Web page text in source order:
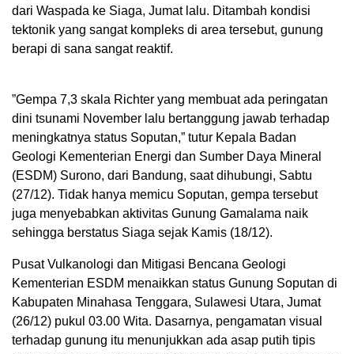
dari Waspada ke Siaga, Jumat lalu. Ditambah kondisi
tektonik yang sangat kompleks di area tersebut, gunung
berapi di sana sangat reaktif.
”Gempa 7,3 skala Richter yang membuat ada peringatan
dini tsunami November lalu bertanggung jawab terhadap
meningkatnya status Soputan,” tutur Kepala Badan
Geologi Kementerian Energi dan Sumber Daya Mineral
(ESDM) Surono, dari Bandung, saat dihubungi, Sabtu
(27/12). Tidak hanya memicu Soputan, gempa tersebut
juga menyebabkan aktivitas Gunung Gamalama naik
sehingga berstatus Siaga sejak Kamis (18/12).
Pusat Vulkanologi dan Mitigasi Bencana Geologi
Kementerian ESDM menaikkan status Gunung Soputan di
Kabupaten Minahasa Tenggara, Sulawesi Utara, Jumat
(26/12) pukul 03.00 Wita. Dasarnya, pengamatan visual
terhadap gunung itu menunjukkan ada asap putih tipis